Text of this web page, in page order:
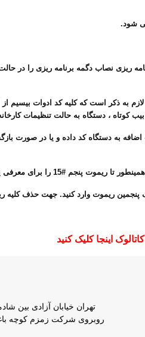
به ذکر است که کلیه کد ادوات بیسیم
به دستگاه کد داده و یا در صورت
اینجا کلیک کنید
تهران خیابان آزادی بین